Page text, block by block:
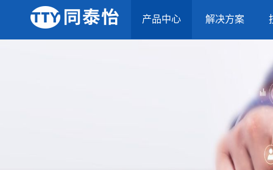
产品中心 解决方案